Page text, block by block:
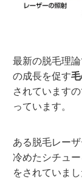
最新の脱毛理
の成長を促す
されていますの
っています。
ある脱毛レー
冷めたシチュ
をされていまし